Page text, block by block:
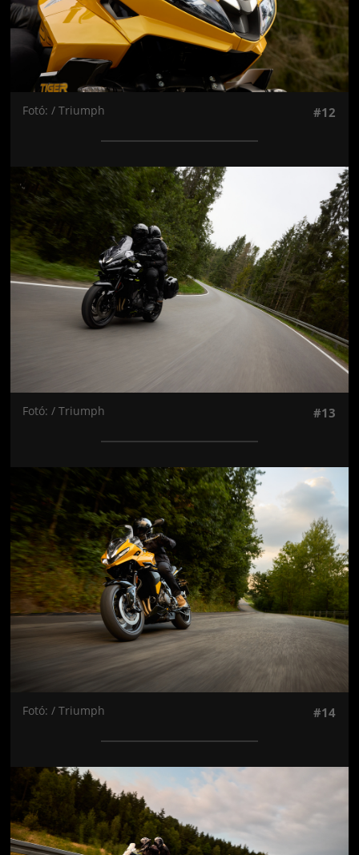
Fotó: / Triumph #12
Jön még kép!
Fotó: / Triumph #13
Jön még kép!
Fotó: / Triumph #14
Jön még kép!